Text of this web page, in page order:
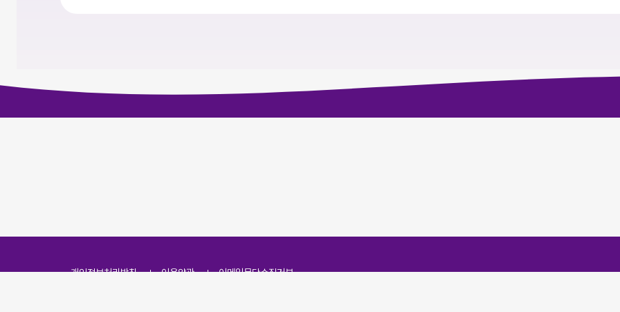
개인정보처리방침 이용약관 이메일무단수집거부